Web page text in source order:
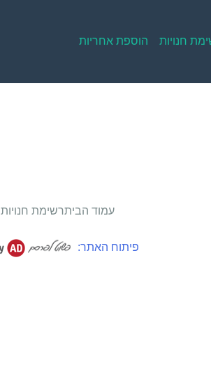
חנויות הוספת אחריות
עמוד הביתרשימת חנויות
פיתוח האתר: